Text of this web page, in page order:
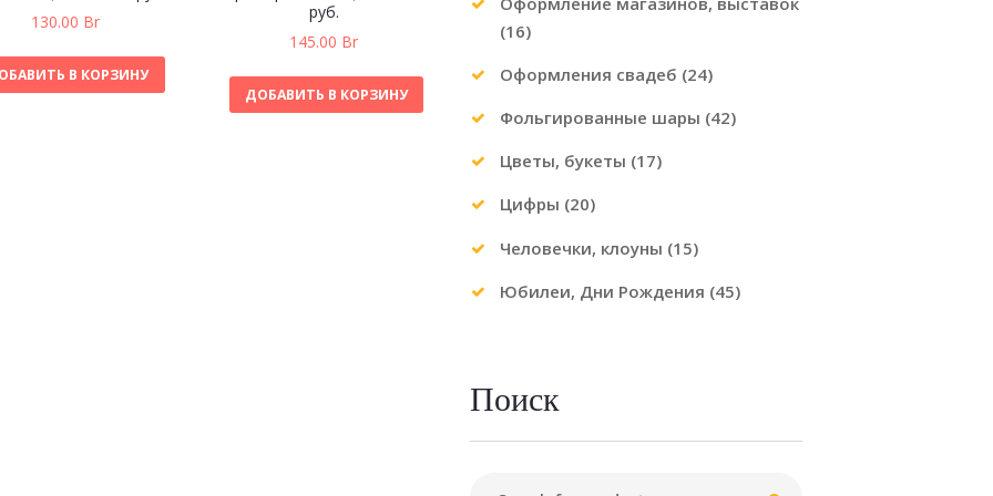
130.00 Br
В КОРЗИНУ
руб.
145.00 Br
ДОБАВИТЬ В КОРЗИНУ
(16)
Оформления свадеб (24)
Фольгированные шары (42)
Цветы, букеты (17)
Цифры (20)
Человечки, клоуны (15)
Юбилеи, Дни Рождения (45)
Поиск